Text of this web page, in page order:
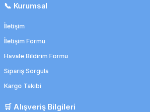
📞 Kurumsal
İletişim
İletişim Formu
Havale Bildirim Formu
Sipariş Sorgula
Kargo Takibi
🛒 Alışveriş Bilgileri